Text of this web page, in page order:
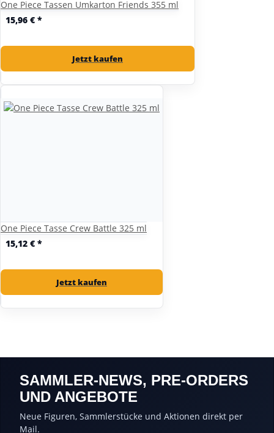
One Piece Tassen Umkarton Friends 355 ml
15,96 € *
Jetzt kaufen
One Piece Tasse Crew Battle 325 ml
15,12 € *
Jetzt kaufen
SAMMLER-NEWS, PRE-ORDERS
UND ANGEBOTE
Neue Figuren, Sammlerstücke und Aktionen direkt per
Mail.